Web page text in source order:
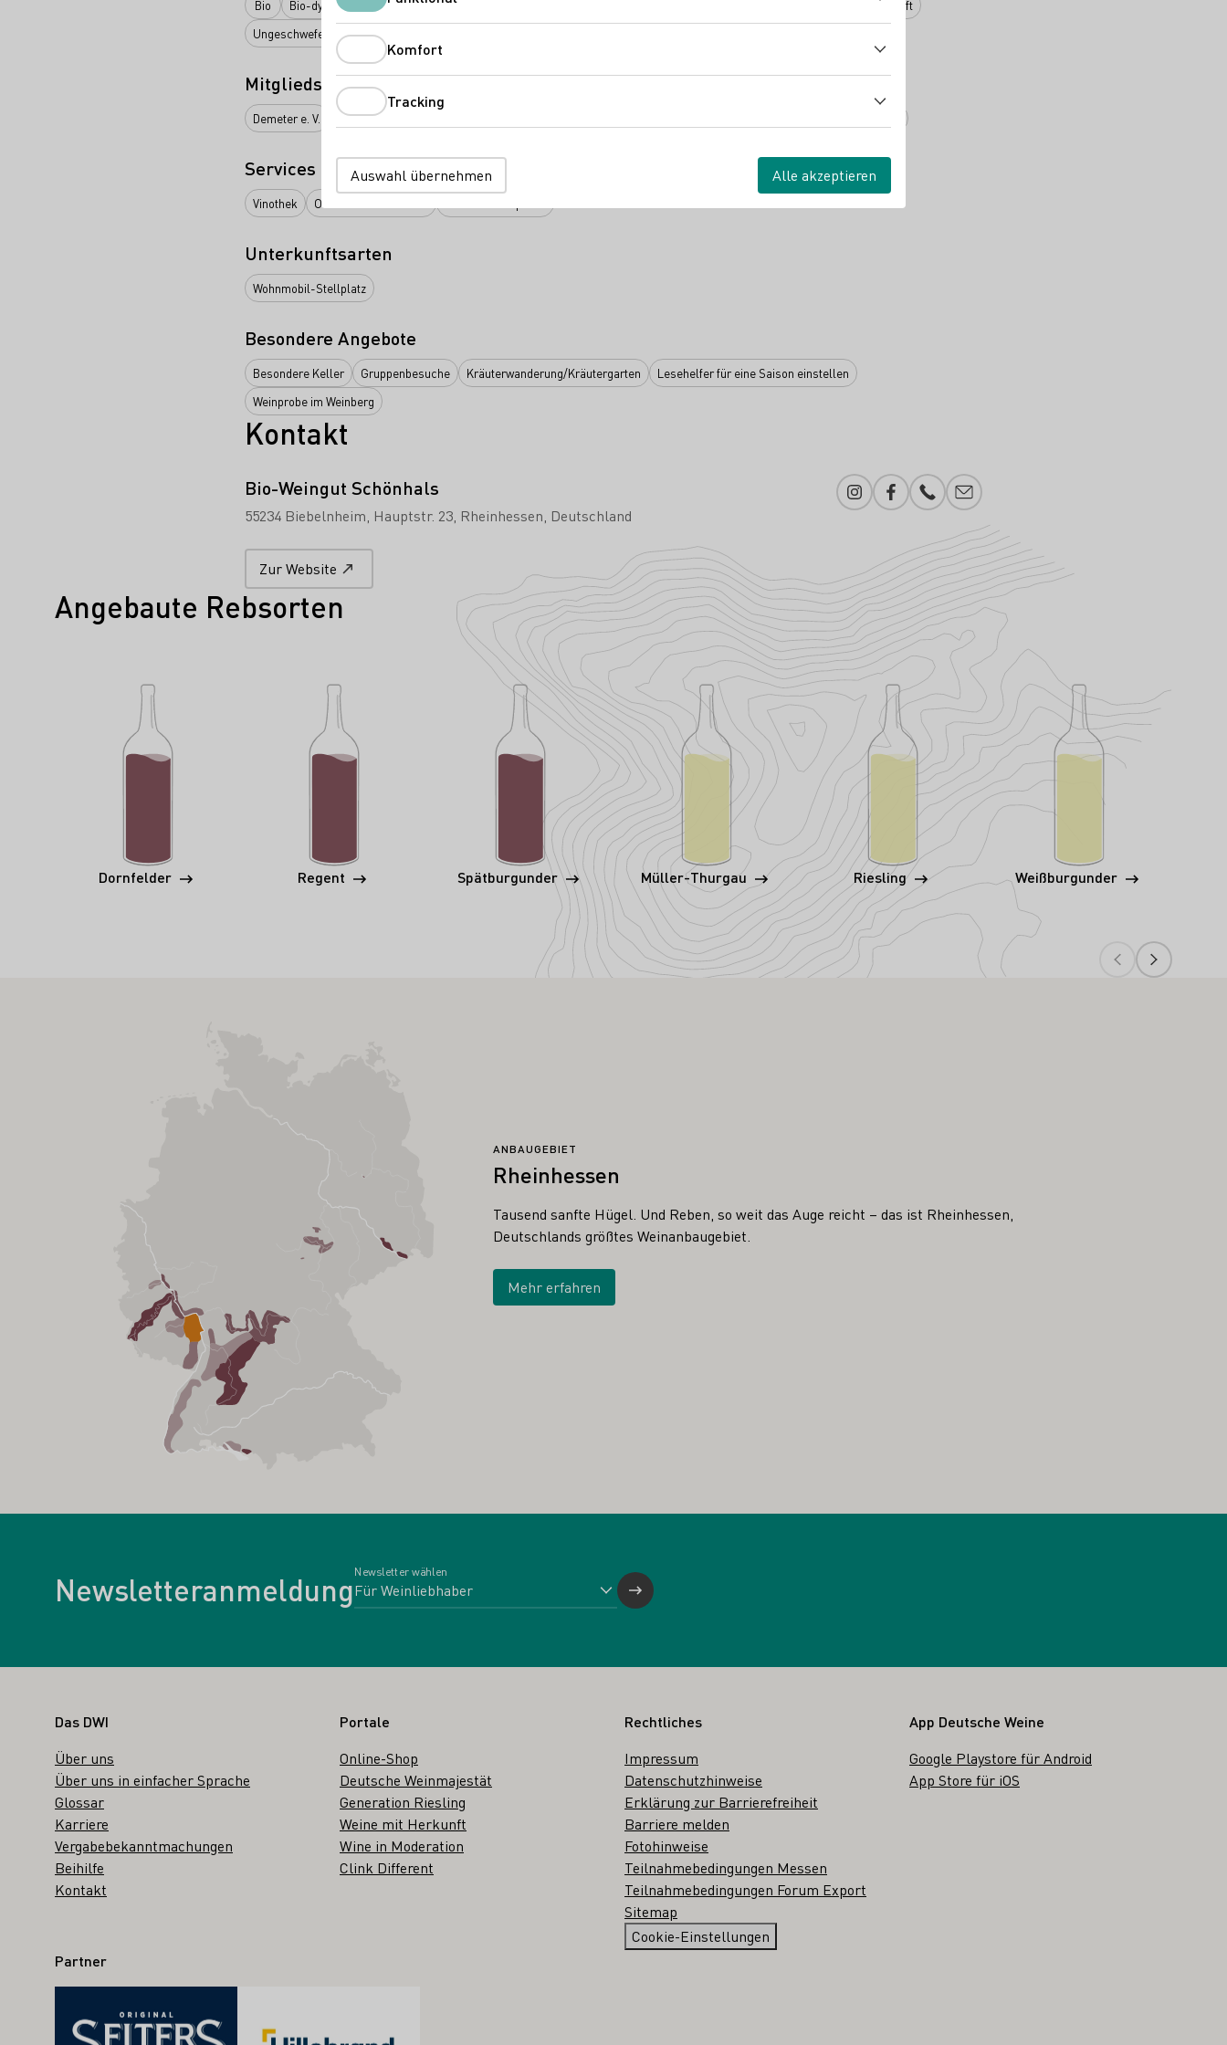
Bio Bio-dynamisch Orange Perlwein / Secco
Traubensaft
Ungeschwefelte Weinerzeugnisse
Mitgliedschaften
Demeter e. V. ECOVIN Bundesverband Ökologischer Weinbau e.V.
Services
Vinothek Online Versand ab Hof
Unterkunftsarten
Wohnmobil-Stellplatz
Besondere Angebote
Besondere Keller Gruppenbesuche Kräuterwanderung/Kräutergarten
Lesehelfer für eine Saison einstellen
Weinprobe im Weinberg
Kontakt
Bio-Weingut Schönhals
55234 Biebelnheim Hauptstr. 23 Rheinhessen Deutschland
InstagramFacebookTelefonnummer
E-Mail-Adresse
Zur Website
Angebaute Rebsorten
Dornfelder Regent Spätburgunder Müller-Thurgau Riesling Weißburgunder
ANBAUGEBIET
Rheinhessen
Tausend sanfte Hügel. Und Reben, so weit das Auge reicht – das ist Rheinhessen,
Deutschlands größtes Weinanbaugebiet.
Mehr erfahren
Newsletteranmeldung
Newsletter wählen
Fußbereich
Das DWI
Über uns
Über uns in einfacher Sprache
Glossar
Karriere
Vergabebekanntmachungen
Beihilfe
Kontakt
Portale
Online-Shop
Deutsche Weinmajestät
Generation Riesling
Weine mit Herkunft
Wine in Moderation
Clink Different
Rechtliches
Impressum
Datenschutzhinweise
Erklärung zur Barrierefreiheit
Barriere melden
Fotohinweise
Teilnahmebedingungen Messen
Teilnahmebedingungen Forum Export
Sitemap
Cookie-Einstellungen
Funktional
Komfort
Tracking
Auswahl übernehmen Alle akzeptieren
App Deutsche Weine
Google Playstore für Android
App Store für iOS
Partner